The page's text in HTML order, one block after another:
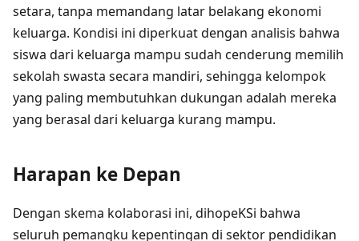
setara, tanpa memandang latar belakang ekonomi
keluarga. Kondisi ini diperkuat dengan analisis bahwa
siswa dari keluarga mampu sudah cenderung memilih
sekolah swasta secara mandiri, sehingga kelompok
yang paling membutuhkan dukungan adalah mereka
yang berasal dari keluarga kurang mampu.
Harapan ke Depan
Dengan skema kolaborasi ini, dihopeKSi bahwa
seluruh pemangku kepentingan di sektor pendidikan